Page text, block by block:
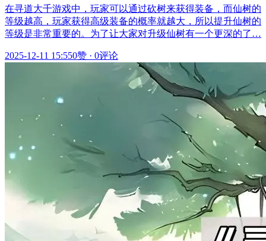
在寻道大千游戏中，玩家可以通过砍树来获得装备，而仙树的
等级越高，玩家获得高级装备的概率就越大，所以提升仙树的
等级是非常重要的。为了让大家对升级仙树有一个更深的了…
2025-12-11 15:550赞 · 0评论